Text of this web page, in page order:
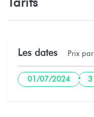
Les dates Prix
01/07/2024 ·